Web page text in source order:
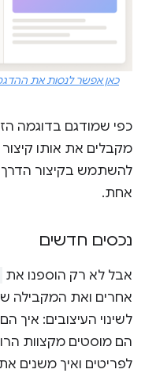
כאן אפשר לנסות את
כפי שמודגם בדוגמה
מקבלים את אותו
להשתמש בקיצור הדרך
אחת.
נכסים חדשים
אבל לא רק הוספנו את
אחרים ואת המקבילה
לשינוי העיצובים:
הם מוסטים מקצוות
לפריטים ואיך משנים